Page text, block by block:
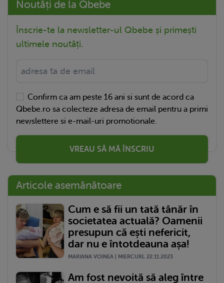
Noutăți de la Qbebe
Înscrie-te la newsletter-ul Qbebe și primești
ultimele noutăți.
Confirm ca am peste 16 ani si sunt de acord ca
Qbebe.ro sa colecteze adresa de email pentru a primi
newslettere si e-mail-uri promotionale.
VREAU SĂ MĂ ÎNSCRIU
Articole asemănătoare
Cum e să fii un tată tânăr în
societatea actuală? Oamenii
presupun că ești nefericit,
dar nu e întotdeauna așa!
MARIANA VOINEA | MIERCURI, 22.11.2023
Am fost nevoită să aleg între